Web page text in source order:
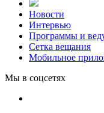
Новости
Интервью
Программы и
Сетка вещания
Мобильное
Мы в соцсетях